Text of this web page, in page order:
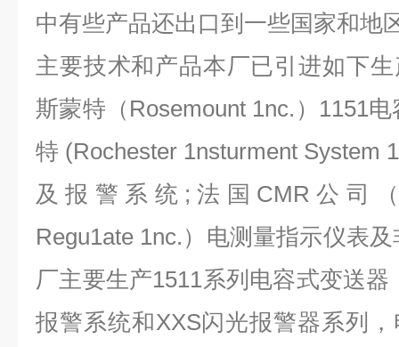
中有些产品还出口到一些国家和地
主要技术和产品本厂已引进如下
斯蒙特（Rosemount 1nc.）1151
特 (Rochester 1nsturment System
及报警系统;法国CMR公司（
Regu1ate 1nc.）电测量指示仪表
厂主要生产1511系列电容式变送
报警系统和XXS闪光报警器系列